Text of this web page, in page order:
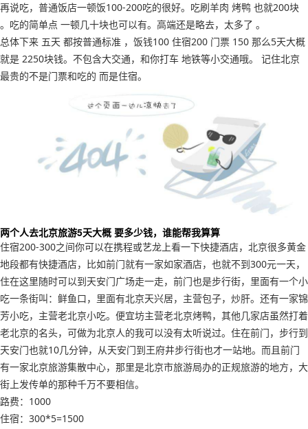
再说吃，普通饭店一顿饭100-200吃的很好。吃刷羊肉 烤鸭 也就200块
。吃的简单点 一顿几十块也可以有。高端还是略去，太多了 。
总体下来 五天 都按普通标准 ，饭钱100 住宿200 门票 150 那么5天大概
就是 2250块钱。不包含大交通，和你打车 地铁等小交通哦。 记住北京
最贵的不是门票和吃的 而是住宿。
两个人去北京旅游5天大概 要多少钱，谁能帮我算算
住宿200-300之间你可以在携程或艺龙上看一下快捷酒店，北京很多黄金
地段都有快捷酒店，比如前门就有一家如家酒店，也就不到300元一天，
住在这里随时可以到天安门广场走一走，前门也是步行街，里面有一个小
吃一条街叫：鲜鱼口，里面有北京天兴居，主营包子，炒肝。还有一家锦
芳小吃，主营老北京小吃。便宜坊主营老北京烤鸭，其他几家店虽然打着
老北京的名头，可做为北京人的我可以没有太听说过。住在前门，步行到
天安门也就10几分钟，从天安门到王府井步行街也才一站地。而且前门
有一家北京旅游集散中心，那里是北京市旅游局办的正规旅游的地方，大
街上发传单的那种千万不要相信。
路费：1000
住宿：300*5=1500